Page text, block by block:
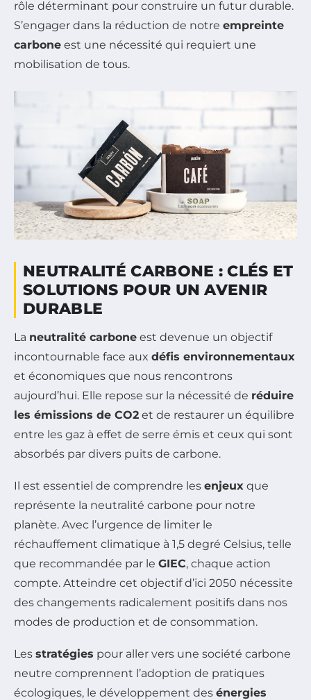
rôle déterminant pour construire un futur durable.
S’engager dans la réduction de notre empreinte
carbone est une nécessité qui requiert une
mobilisation de tous.
NEUTRALITÉ CARBONE : CLÉS ET
SOLUTIONS POUR UN AVENIR
DURABLE
La neutralité carbone est devenue un objectif
incontournable face aux défis environnementaux
et économiques que nous rencontrons
aujourd’hui. Elle repose sur la nécessité de réduire
les émissions de CO2 et de restaurer un équilibre
entre les gaz à effet de serre émis et ceux qui sont
absorbés par divers puits de carbone.
Il est essentiel de comprendre les enjeux que
représente la neutralité carbone pour notre
planète. Avec l’urgence de limiter le
réchauffement climatique à 1,5 degré Celsius, telle
que recommandée par le GIEC, chaque action
compte. Atteindre cet objectif d’ici 2050 nécessite
des changements radicalement positifs dans nos
modes de production et de consommation.
Les stratégies pour aller vers une société carbone
neutre comprennent l’adoption de pratiques
écologiques, le développement des énergies